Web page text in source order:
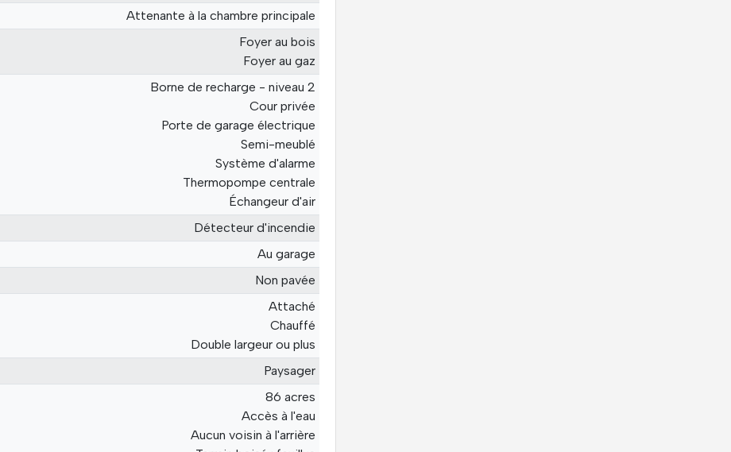
Attenante à la chambre principale
Foyer au bois
Foyer au gaz
Borne de recharge - niveau 2
Cour privée
Porte de garage électrique
Semi-meublé
Système d'alarme
Thermopompe centrale
Échangeur d'air
Détecteur d'incendie
Au garage
Non pavée
Attaché
Chauffé
Double largeur ou plus
Paysager
86 acres
Accès à l'eau
Aucun voisin à l'arrière